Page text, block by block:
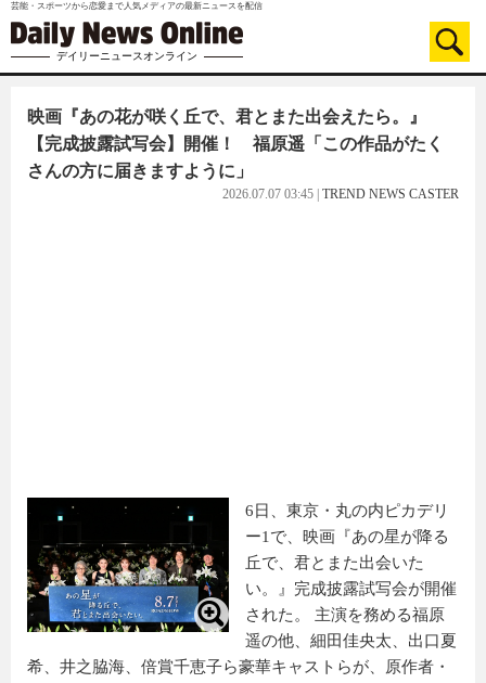
芸能・スポーツから恋愛まで人気メディアの最新ニュースを配信
デイリーニュースオンライン
映画『あの花が咲く丘で、君とまた出会えたら。』
【完成披露試写会】開催！ 福原遥「この作品がたく
さんの方に届きますように」
2026.07.07 03:45 TREND NEWS CASTER
6日、東京・丸の内ピカデリ
ー1で、映画『あの星が降る
丘で、君とまた出会いた
い。』完成披露試写会が開催
された。 主演を務める福原
遥の他、細田佳央太、出口夏
希、井之脇海、倍賞千恵子ら豪華キャストらが、原作者・